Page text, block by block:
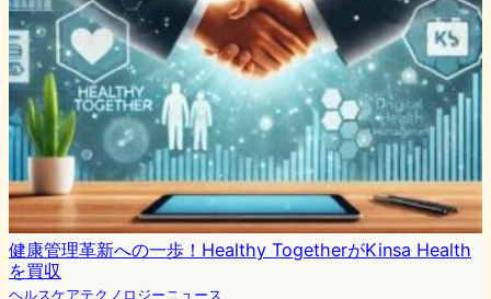
健康管理革新への一歩！Healthy TogetherがKinsa Health
を買収
ヘルスケアテクノロジーニュース